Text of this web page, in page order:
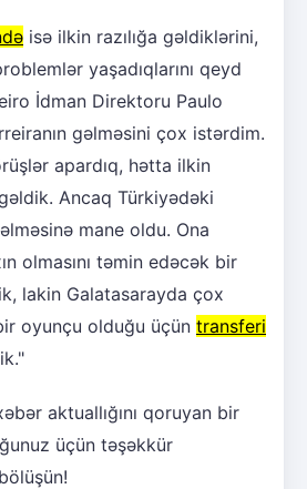
isə ilkin razılığa gəldiklərini,
yaşadıqlarını qeyd
İdman Direktoru Paulo
gəlməsini çox istərdim.
apardıq, hətta ilkin
Ancaq Türkiyədəki
mane oldu. Ona
olmasını təmin edəcək bir
lakin Galatasarayda çox
oyunçu olduğu üçün transferi
aktuallığını qoruyan bir
üçün təşəkkür